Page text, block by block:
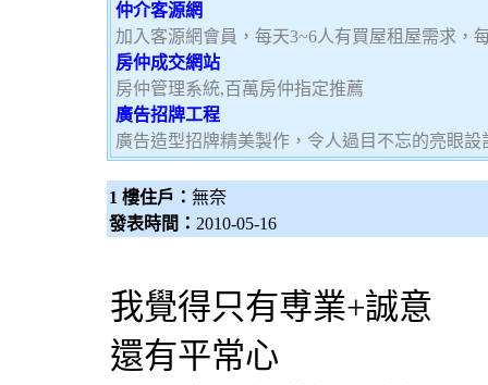
仲介客源網
加入客源網會員，每天3~6人有買屋租屋需求，
房仲成交網站
房仲管理系統,百萬房仲指定推薦
廣告招牌工程
廣告造型招牌精美製作，令人過目不忘的亮眼
1 樓住戶： 無奈
發表時間： 2010-05-16
我覺得只有尃業+誠意
還有平常心